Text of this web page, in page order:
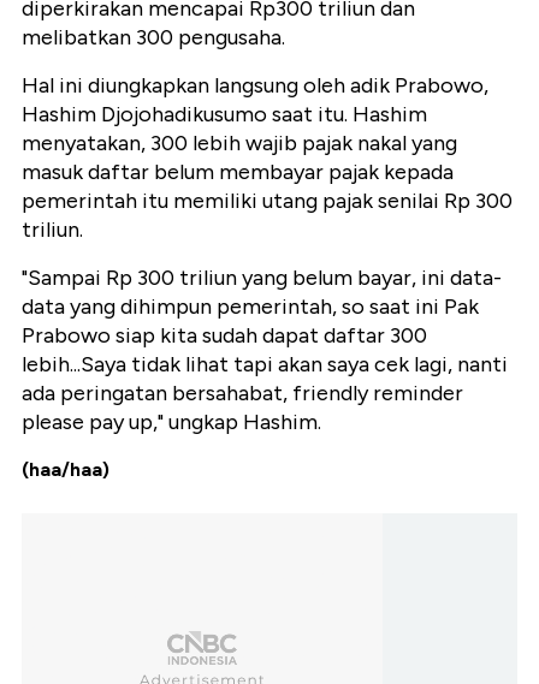
diperkirakan mencapai Rp300 triliun dan
melibatkan 300 pengusaha.
Hal ini diungkapkan langsung oleh adik Prabowo,
Hashim Djojohadikusumo saat itu. Hashim
menyatakan, 300 lebih wajib pajak nakal yang
masuk daftar belum membayar pajak kepada
pemerintah itu memiliki utang pajak senilai Rp 300
triliun.
"Sampai Rp 300 triliun yang belum bayar, ini data-
data yang dihimpun pemerintah, so saat ini Pak
Prabowo siap kita sudah dapat daftar 300
lebih...Saya tidak lihat tapi akan saya cek lagi, nanti
ada peringatan bersahabat, friendly reminder
please pay up," ungkap Hashim.
(haa/haa)